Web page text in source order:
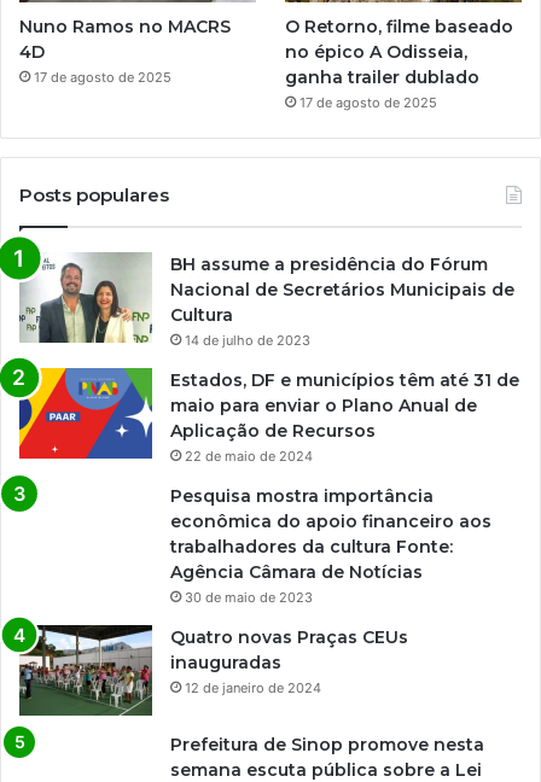
Nuno Ramos no MACRS
4D
17 de agosto de 2025
O Retorno, filme baseado
no épico A Odisseia,
ganha trailer dublado
17 de agosto de 2025
Posts populares
BH assume a presidência do Fórum
Nacional de Secretários Municipais de
Cultura
14 de julho de 2023
Estados, DF e municípios têm até 31 de
maio para enviar o Plano Anual de
Aplicação de Recursos
22 de maio de 2024
Pesquisa mostra importância
econômica do apoio financeiro aos
trabalhadores da cultura Fonte:
Agência Câmara de Notícias
30 de maio de 2023
Quatro novas Praças CEUs
inauguradas
12 de janeiro de 2024
Prefeitura de Sinop promove nesta
semana escuta pública sobre a Lei